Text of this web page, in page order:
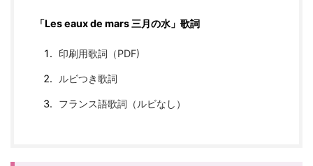
「Les eaux de mars 三月の水」歌詞
印刷用歌詞（PDF)
ルビつき歌詞
フランス語歌詞（ルビなし）